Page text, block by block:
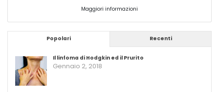
Maggiori informazioni
Popolari Recenti
Il linfoma di Hodgkin ed il Prurito
Gennaio 2, 2018